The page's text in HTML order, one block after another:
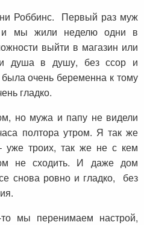
Роббинс. Первый раз муж
и мы жили неделю одни в
выйти в магазин или
душа в душу, без ссор и
очень беременна к тому
гладко.
но мужа и папу не видели
полтора утром. Я так же
уже троих, так же не с кем
не сходить. И даже дом
снова ровно и гладко, без
мы перенимаем настрой,